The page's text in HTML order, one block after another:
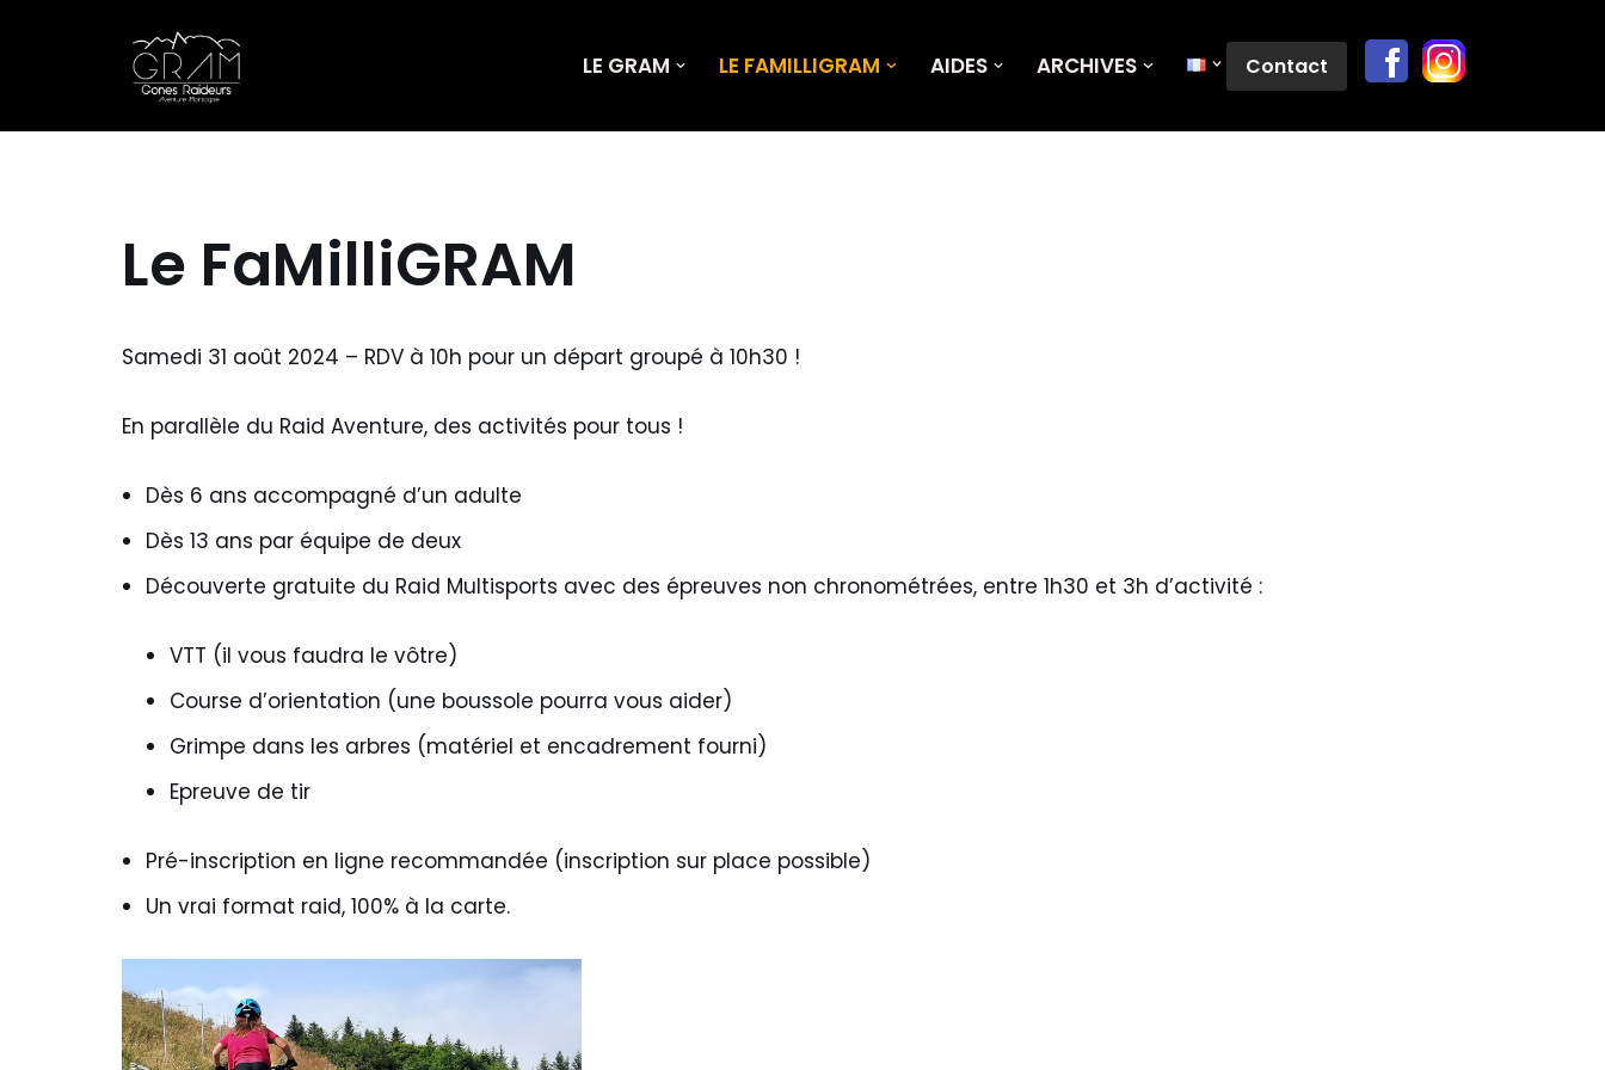
contenu
LE GRAM LE FAMILLIGRAM AIDES ARCHIVES Contact
Le FaMilliGRAM
Samedi 31 août 2024 – RDV à 10h pour un départ groupé à 10h30 !
En parallèle du Raid Aventure, des activités pour tous !
Dès 6 ans accompagné d’un adulte
Dès 13 ans par équipe de deux
Découverte gratuite du Raid Multisports avec des épreuves non chronométrées, entre 1h30 et 3h d’activité :
VTT (il vous faudra le vôtre)
Course d’orientation (une boussole pourra vous aider)
Grimpe dans les arbres (matériel et encadrement fourni)
Epreuve de tir
Pré-inscription en ligne recommandée (inscription sur place possible)
Un vrai format raid, 100% à la carte.